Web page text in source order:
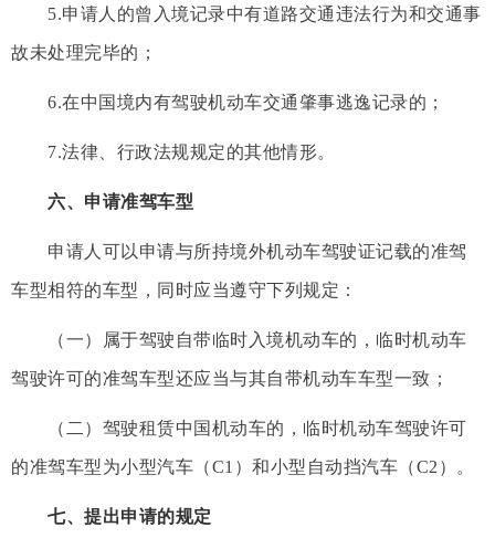
5.申请人的曾入境记录中有道路交通违法行为和交通事
故未处理完毕的；
6.在中国境内有驾驶机动车交通肇事逃逸记录的；
7.法律、行政法规规定的其他情形。
六、申请准驾车型
申请人可以申请与所持境外机动车驾驶证记载的准驾
车型相符的车型，同时应当遵守下列规定：
（一）属于驾驶自带临时入境机动车的，临时机动车
驾驶许可的准驾车型还应当与其自带机动车车型一致；
（二）驾驶租赁中国机动车的，临时机动车驾驶许可
的准驾车型为小型汽车（C1）和小型自动挡汽车（C2）。
七、提出申请的规定